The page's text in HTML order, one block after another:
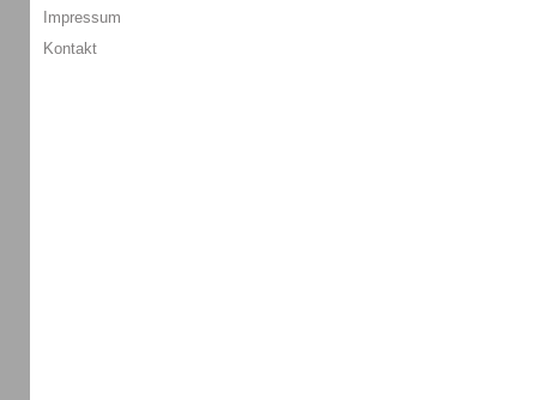
Impressum
Kontakt